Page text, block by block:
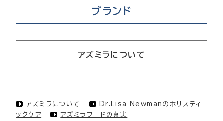
ブランド
アズミラについて
アズミラについて
Dr.Lisa Newmanのホリスティ
ックケア
アズミラフードの真実